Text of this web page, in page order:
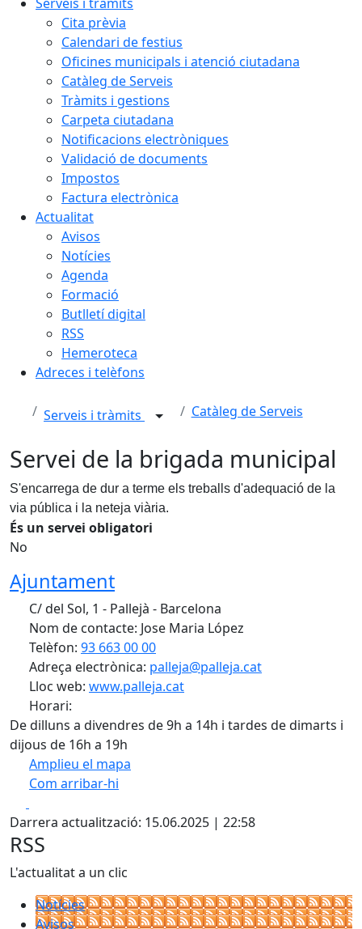
Cita prèvia
Calendari de festius
Oficines municipals i atenció ciutadana
Catàleg de Serveis
Tràmits i gestions
Carpeta ciutadana
Notificacions electròniques
Validació de documents
Impostos
Factura electrònica
Actualitat
Avisos
Notícies
Agenda
Formació
Butlletí digital
RSS
Hemeroteca
Adreces i telèfons
Serveis i tràmits Catàleg de Serveis
Servei de la brigada municipal
S'encarrega de dur a terme els treballs d'adequació de la
via pública i la neteja viària.
És un servei obligatori
No
Ajuntament
C/ del Sol, 1 - Pallejà - Barcelona
Nom de contacte: Jose Maria López
Telèfon: 93 663 00 00
Adreça electrònica: palleja@palleja.cat
Lloc web: www.palleja.cat
Horari:
De dilluns a divendres de 9h a 14h i tardes de dimarts i
dijous de 16h a 19h
Amplieu el mapa
Com arribar-hi
+
−
Darrera actualització: 15.06.2025 | 22:58
RSS
L'actualitat a un clic
Notícies
Avisos